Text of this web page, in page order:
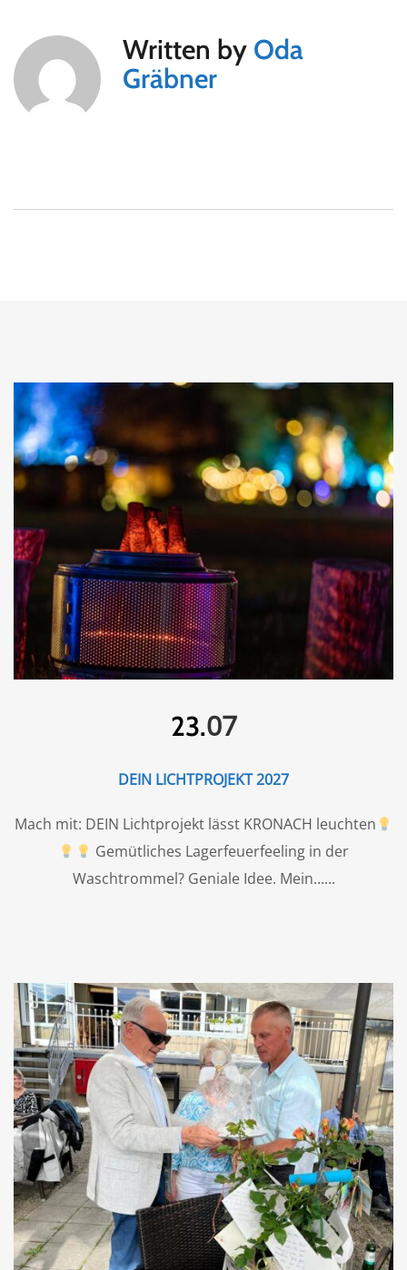
Written by Oda
Gräbner
23.07
DEIN LICHTPROJEKT 2027
Mach mit: DEIN Lichtprojekt lässt KRONACH leuchten
Gemütliches Lagerfeuerfeeling in der
Waschtrommel? Geniale Idee. Mein...